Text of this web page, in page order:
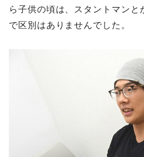
ら子供の頃は、スタントマンと
で区別はありませんでした。